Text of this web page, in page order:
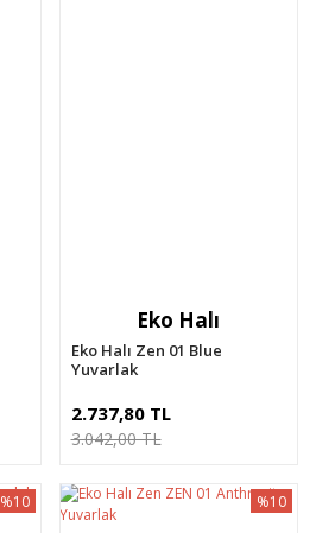
Eko Halı
Eko Halı Zen 01 Blue
Yuvarlak
2.737,80 TL
3.042,00 TL
%10 %10